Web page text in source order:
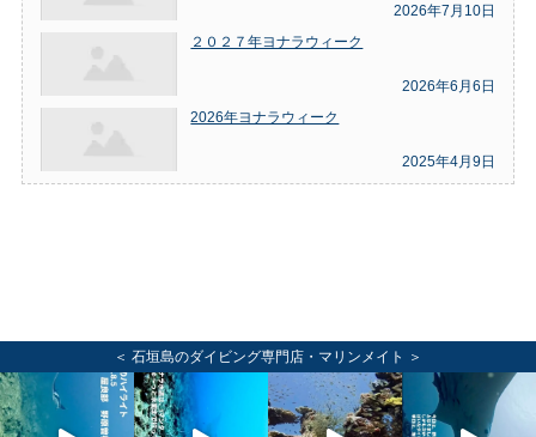
2026年7月10日
２０２７年ヨナラウィーク
2026年6月6日
2026年ヨナラウィーク
2025年4月9日
＜ 石垣島のダイビング専門店・マリンメイト ＞